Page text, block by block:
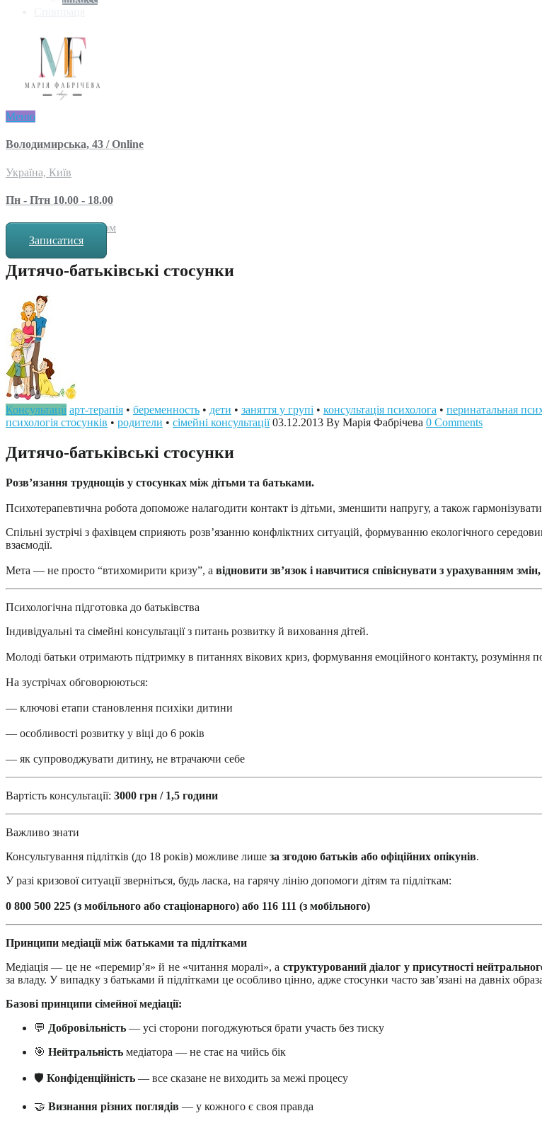
Меню
Володимирська, 43 / Online
Україна, Київ
Пн - Птн 10.00 - 18.00
за попереднім записом
Записатися
Дитячо-батьківські стосунки
Консультації арт-терапія • беременность • дети • заняття у групі • консультація психолога • перинатальная
психологія стосунків • родители • сімейні консультації 03.12.2013 By Марія Фабрічева 0 Comments
Дитячо-батьківські стосунки
Розв’язання труднощів у стосунках між дітьми та батьками.
Психотерапевтична робота допоможе налагодити контакт із дітьми, зменшити напругу, а також
Спільні зустрічі з фахівцем сприяють розв’язанню конфліктних ситуацій, формуванню екологічного
взаємодії.
Мета — не просто “втихомирити кризу”, а відновити зв’язок і навчитися співіснувати з урахуванням
Психологічна підготовка до батьківства
Індивідуальні та сімейні консультації з питань розвитку й виховання дітей.
Молоді батьки отримають підтримку в питаннях вікових криз, формування емоційного контакту, розуміння
На зустрічах обговорюються:
— ключові етапи становлення психіки дитини
— особливості розвитку у віці до 6 років
— як супроводжувати дитину, не втрачаючи себе
Вартість консультації: 3000 грн / 1,5 години
Важливо знати
Консультування підлітків (до 18 років) можливе лише за згодою батьків або офіційних опікунів.
У разі кризової ситуації зверніться, будь ласка, на гарячу лінію допомоги дітям та підліткам:
0 800 500 225 (з мобільного або стаціонарного) або 116 111 (з мобільного)
Принципи медіації між батьками та підлітками
Медіація — це не «перемир’я» й не «читання моралі», а структурований діалог у присутності
за владу. У випадку з батьками й підлітками це особливо цінно, адже стосунки часто зав’язані на давніх
Базові принципи сімейної медіації:
💬 Добровільність — усі сторони погоджуються брати участь без тиску
🎯 Нейтральність медіатора — не стає на чийсь бік
🛡️ Конфіденційність — все сказане не виходить за межі процесу
🤝 Визнання різних поглядів — у кожного є своя правда